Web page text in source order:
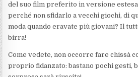
del suo film preferito in versione
perché non sfidarlo a vecchi giochi, di
moda quando eravate più giovani? Il
birra!
Come vedete, non occorre fare chissà
proprio fidanzato: bastano pochi gesti,